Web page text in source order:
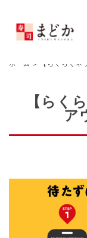
ホーム > 【らくらく
【らく
ア